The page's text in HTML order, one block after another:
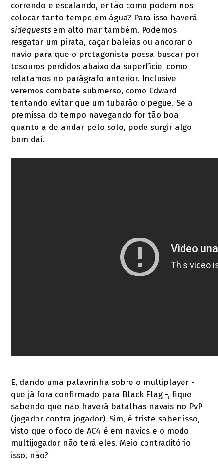
correndo e escalando, então como podem nos
colocar tanto tempo em água? Para isso haverá
sidequests em alto mar também. Podemos
resgatar um pirata, caçar baleias ou ancorar o
navio para que o protagonista possa buscar por
tesouros perdidos abaixo da superfície, como
relatamos no parágrafo anterior. Inclusive
veremos combate submerso, como Edward
tentando evitar que um tubarão o pegue. Se a
premissa do tempo navegando for tão boa
quanto a de andar pelo solo, pode surgir algo
bom daí.
E, dando uma palavrinha sobre o multiplayer -
que já fora confirmado para Black Flag -, fique
sabendo que não haverá batalhas navais no PvP
(jogador contra jogador). Sim, é triste saber isso,
visto que o foco de AC4 é em navios e o modo
multijogador não terá eles. Meio contraditório
isso, não?